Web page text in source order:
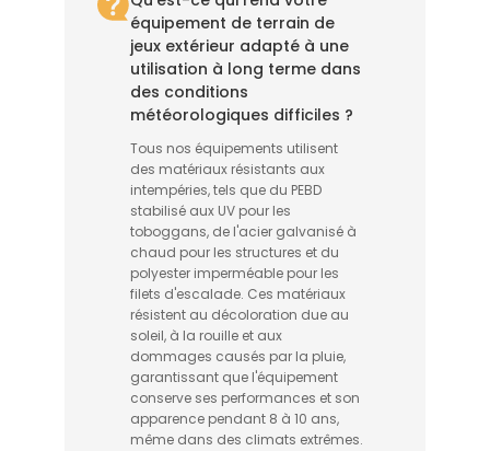
équipement de terrain de
jeux extérieur adapté à une
utilisation à long terme dans
des conditions
météorologiques difficiles ?
Tous nos équipements utilisent
des matériaux résistants aux
intempéries, tels que du PEBD
stabilisé aux UV pour les
toboggans, de l'acier galvanisé à
chaud pour les structures et du
polyester imperméable pour les
filets d'escalade. Ces matériaux
résistent au décoloration due au
soleil, à la rouille et aux
dommages causés par la pluie,
garantissant que l'équipement
conserve ses performances et son
apparence pendant 8 à 10 ans,
même dans des climats extrêmes.